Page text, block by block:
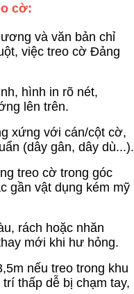
cờ:
và văn bản chỉ
việc treo cờ Đảng
hình in rõ nét,
lên trên.
xứng với cán/cột cờ,
(dây gân, dây dù...).
treo cờ trong góc
gần vật dụng kém mỹ
rách hoặc nhăn
mới khi hư hỏng.
nếu treo trong khu
thấp dễ bị chạm tay,